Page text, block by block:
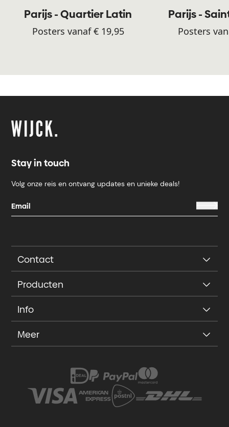
Parijs - Quartier Latin
Posters vanaf € 19,95
Parijs -
Posters
Stay in touch
Volg onze reis en ontvang updates en unieke deals!
Contact
Producten
Info
Meer